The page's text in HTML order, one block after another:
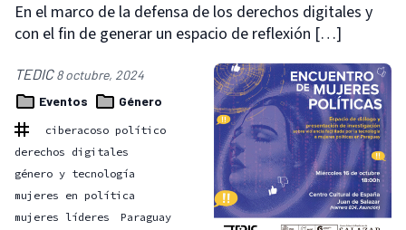
En el marco de la defensa de los derechos digitales y
con el fin de generar un espacio de reflexión […]
TEDIC8 octubre, 2024
Eventos
Género
ciberacoso político
derechos digitales
género y tecnología
mujeres en política
mujeres líderes
Paraguay